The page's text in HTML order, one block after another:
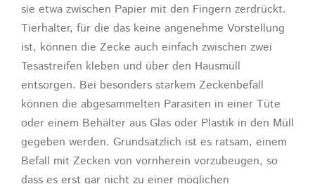
sie etwa zwischen Papier mit den Fingern zerdrückt.
Tierhalter, für die das keine angenehme Vorstellung
ist, können die Zecke auch einfach zwischen zwei
Tesastreifen kleben und über den Hausmüll
entsorgen. Bei besonders starkem Zeckenbefall
können die abgesammelten Parasiten in einer Tüte
oder einem Behälter aus Glas oder Plastik in den Müll
gegeben werden. Grundsätzlich ist es ratsam, einem
Befall mit Zecken von vornherein vorzubeugen, so
dass es erst gar nicht zu einer möglichen